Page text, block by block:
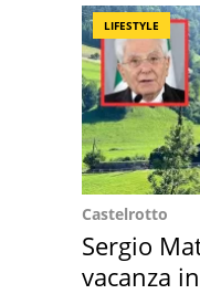
LIFESTYLE
Castelrotto
Sergio
vacanza